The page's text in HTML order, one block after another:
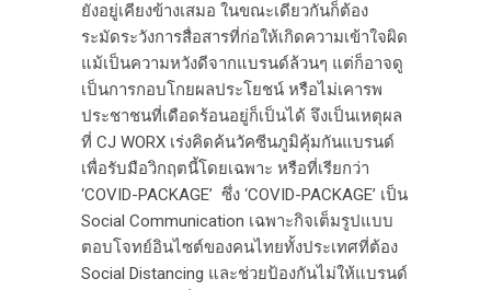
ยังอยู่เคียงข้างเสมอ ในขณะเดียวกันก็ต้อง
ระมัดระวังการสื่อสารที่ก่อให้เกิดความเข้าใจผิด
แม้เป็นความหวังดีจากแบรนด์ล้วนๆ แต่ก็อาจดู
เป็นการกอบโกยผลประโยชน์ หรือไม่เคารพ
ประชาชนที่เดือดร้อนอยู่ก็เป็นได้ จึงเป็นเหตุผล
ที่ CJ WORX เร่งคิดค้นวัคซีนภูมิคุ้มกันแบรนด์
เพื่อรับมือวิกฤตนี้โดยเฉพาะ หรือที่เรียกว่า
‘COVID-PACKAGE’ ซึ่ง ‘COVID-PACKAGE’ เป็น
Social Communication เฉพาะกิจเต็มรูปแบบ
ตอบโจทย์อินไซต์ของคนไทยทั้งประเทศที่ต้อง
Social Distancing และช่วยป้องกันไม่ให้แบรนด์